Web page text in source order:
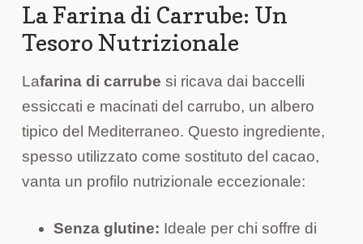
La Farina di Carrube: Un
Tesoro Nutrizionale
Lafarina di carrube si ricava dai baccelli
essiccati e macinati del carrubo, un albero
tipico del Mediterraneo. Questo ingrediente,
spesso utilizzato come sostituto del cacao,
vanta un profilo nutrizionale eccezionale:
Senza glutine: Ideale per chi soffre di